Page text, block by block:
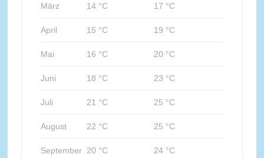
März 14 °C 17 °C
April 15 °C 19 °C
Mai 16 °C 20 °C
Juni 18 °C 23 °C
Juli 21 °C 25 °C
August 22 °C 25 °C
September 20 °C 24 °C